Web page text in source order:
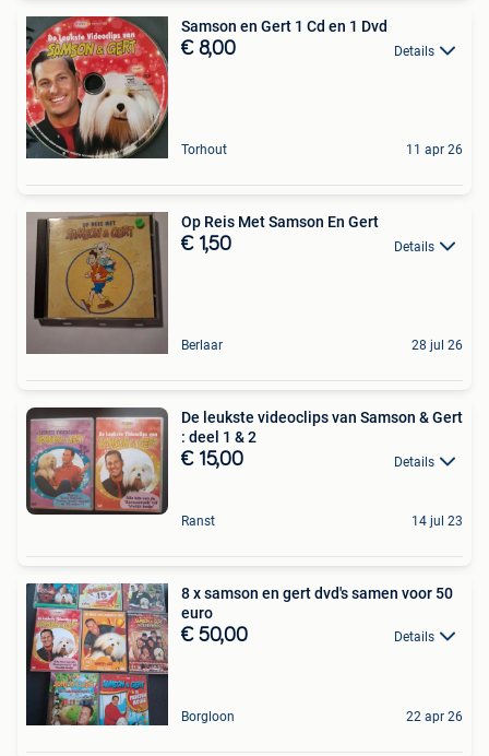
Samson en Gert 1 Cd en 1 Dvd
€ 8,00 Details
Torhout 11 apr 26
Op Reis Met Samson En Gert
€ 1,50 Details
Berlaar 28 jul 26
De leukste videoclips van Samson & Gert
: deel 1 & 2
€ 15,00 Details
Ranst 14 jul 23
8 x samson en gert dvd's samen voor 50
euro
€ 50,00 Details
Borgloon 22 apr 26